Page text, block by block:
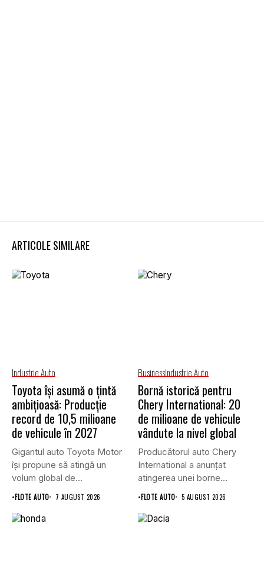
ARTICOLE SIMILARE
Industrie Auto
Toyota își asumă o țintă
ambițioasă: Producție
record de 10,5 milioane
de vehicule în 2027
Gigantul auto Toyota Motor
își propune să atingă un
volum global de...
•FLOTE AUTO 7 AUGUST 2026
BusinessIndustrie Auto
Bornă istorică pentru
Chery International: 20
de milioane de vehicule
vândute la nivel global
Producătorul auto Chery
International a anunțat
atingerea unei borne
istorice în industria...
•FLOTE AUTO 5 AUGUST 2026